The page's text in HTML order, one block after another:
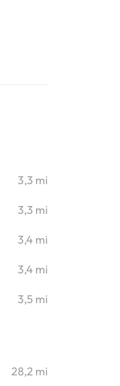
3,3 mi
3,3 mi
3,4 mi
3,4 mi
3,5 mi
28,2 mi